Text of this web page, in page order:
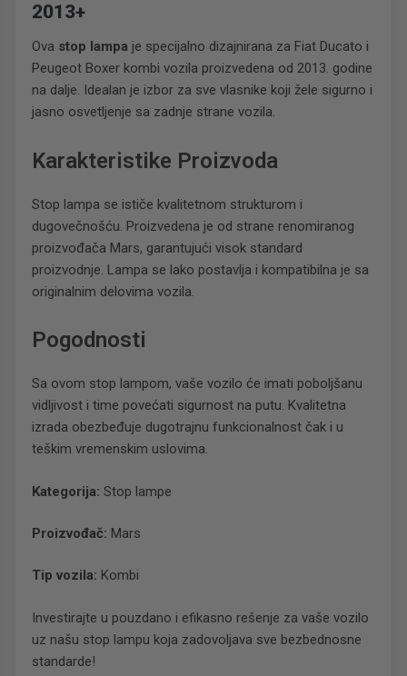
2013+
Ova stop lampa je specijalno dizajnirana za Fiat Ducato i
Peugeot Boxer kombi vozila proizvedena od 2013. godine
na dalje. Idealan je izbor za sve vlasnike koji žele sigurno i
jasno osvetljenje sa zadnje strane vozila.
Karakteristike Proizvoda
Stop lampa se ističe kvalitetnom strukturom i
dugovečnošću. Proizvedena je od strane renomiranog
proizvođača Mars, garantujući visok standard
proizvodnje. Lampa se lako postavlja i kompatibilna je sa
originalnim delovima vozila.
Pogodnosti
Sa ovom stop lampom, vaše vozilo će imati poboljšanu
vidljivost i time povećati sigurnost na putu. Kvalitetna
izrada obezbeđuje dugotrajnu funkcionalnost čak i u
teškim vremenskim uslovima.
Kategorija: Stop lampe
Proizvođač: Mars
Tip vozila: Kombi
Investirajte u pouzdano i efikasno rešenje za vaše vozilo
uz našu stop lampu koja zadovoljava sve bezbednosne
standarde!